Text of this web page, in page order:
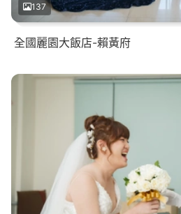
137
全國麗園大飯店-賴黃府